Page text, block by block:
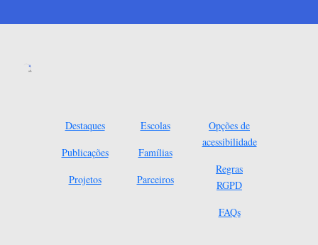
Destaques
Publicações
Projetos
Escolas
Famílias
Parceiros
Opções de
acessibilidade
Regras
RGPD
FAQs